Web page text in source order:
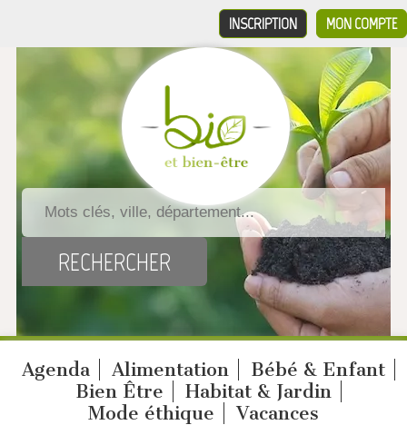
MON COMPTE
INSCRIPTION
Agenda Alimentation
Bébé & Enfant
Bien Être
Habitat & Jardin
Mode éthique
Vacances